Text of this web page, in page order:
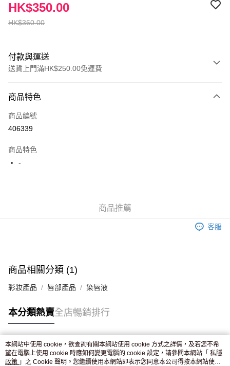
HK$360.00
HK$350.00
付款與運送
送貨上門滿HK$250.00免運費
信用卡
Apple Pay
JD京東物流，訂單確認發貨後2-4個工作天送達
商品特色
商品編號
406339
商品特色
-
商品推薦
客服
商品相關分類 (1)
彩妝產品 唇部產品 染唇液
本分類熱賣全店暢銷排行
熱門標籤
本網站中使用 cookie，欲查詢有關本網站使用 cookie 方式之詳情，及若您不希
望在電腦上使用 cookie 時應如何變更電腦的 cookie 設定，請參閱本網站「 私隱
政策 」之 Cookie 聲明。您繼續使用本網站即表示您同意本公司得按本網站使用